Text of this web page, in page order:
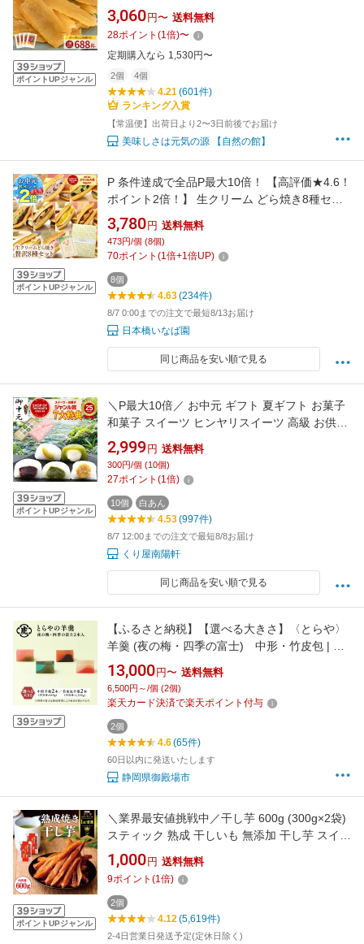
ポイントUPジャンル
し芋 国産 無添加 茨城県産 紅はるか使用 保存料
不使用 着色料無添加 べにはるか ほしいも 濃蜜
平干し 送料無料 保存食 非常食 訳あり
3,060 円〜 送料無料
28ポイント (1倍)〜
定期購入なら 1,530円〜
2個 4個
4.21(601件)
ランキング入賞
【常温便】出荷日より2〜3日前後でお届け
美味しさは元気の源 【自然の館】
ポイントUPジャンル
P 条件達成で全品P最大10倍！ 【高評価★4.6！
ポイント2倍！】 生クリーム どら焼き8種セッ
ト お中元 御中元 中元 中元ギフト 夏ギフト 中
元菓子 福袋2026 スイーツ 個包装 ギフト プレ
ゼント 実用的 送料無料 お菓子 和菓子 贈り物
3,780 円 送料無料
473円/個 (8個)
70ポイント (1倍+1倍UP)
8個
4.63(234件)
8/7 0:00までの注文で最短8/13お届け
日本橋いなば園
同じ商品を安い順で見る
ポイントUPジャンル
＼P最大10倍／ お中元 ギフト 夏ギフト お菓子
和菓子 スイーツ ヒンヤリスイーツ 高級 お供え
誕生日 プレゼント 2026 お盆 帰省 土産 御中元
送料無料 詰め合わせ お取り寄せ ヒンヤリ 冷た
い 岐阜銘菓 低カロリー 栗きんとん入り等5種類
2,999 円 送料無料
300円/個 (10個)
27ポイント (1倍)
10個 白あん
4.53(997件)
8/7 12:00までの注文で最短8/8お届け
くり屋南陽軒
同じ商品を安い順で見る
【ふるさと納税】【選べる大きさ】〈とらや〉
羊羹 (夜の梅・四季の富士) 中形・竹皮包 | 虎
屋 ようかん 和菓子 あんこ 餡子 老舗 スイーツ
お茶菓子 お茶うけ 贈答用 贈り物 プレゼント ギ
フト お中元 お歳暮 敬老の日 お取り寄せ 楽天限
13,000 円〜 送料無料
6,500円～/個 (2個)
楽天カード決済で楽天ポイント付与
2個
4.6(65件)
60日以内に発送いたします
静岡県御殿場市
ポイントUPジャンル
＼業界最安値挑戦中／干し芋 600g (300g×2袋)
スティック 熟成 干しいも 無添加 干し芋 スイー
ツ お菓子 和菓子 さつまいもスイーツ さつま芋
和スイーツ お取り寄せスイーツ ホシイモ ほし
いも
1,000 円 送料無料
9ポイント (1倍)
2個
4.12(5,619件)
2-4日営業日発送予定(定休日除く)